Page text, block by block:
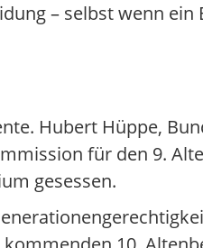
– selbst wenn ein
Hubert Hüppe,
für den 9.
gesessen.